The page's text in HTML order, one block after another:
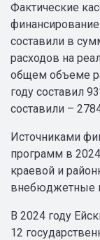
Фактические
составили в
расходов на
общем объеме
году составил
составили –
Источниками
программ в
краевой и
внебюджетные
В 2024 году
12